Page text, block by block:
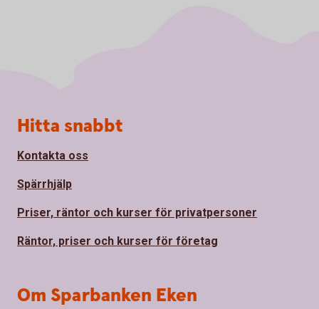
Sidfot
Hitta snabbt
Kontakta oss
Spärrhjälp
Priser, räntor och kurser för privatpersoner
Räntor, priser och kurser för företag
Om Sparbanken Eken